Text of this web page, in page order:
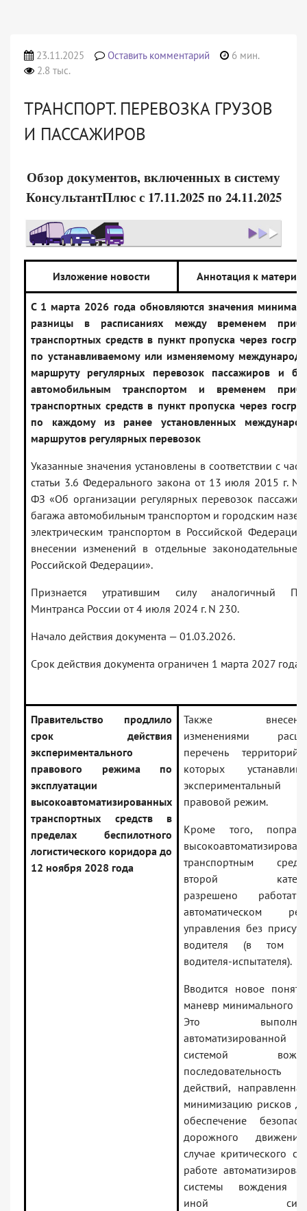
23.11.2025 Оставить комментарий
6 мин.
2.8 тыс.
ТРАНСПОРТ. ПЕРЕВОЗКА ГРУЗОВ
И ПАССАЖИРОВ
Обзор документов, включенных в систему
КонсультантПлюс с 17.11.2025 по 24.11.2025
Изложение новости Аннотация к
С 1 марта 2026 года обновляются значения
разницы в расписаниях между временем
транспортных средств в пункт пропуска через
по устанавливаемому или изменяемому
маршруту регулярных перевозок пассажиров и
автомобильным транспортом и временем
транспортных средств в пункт пропуска через
по каждому из ранее установленных
маршрутов регулярных перевозок
Указанные значения установлены в соответствии с
статьи 3.6 Федерального закона от 13 июля 2015 г. N
ФЗ «Об организации регулярных перевозок
багажа автомобильным транспортом и городским
электрическим транспортом в Российской
внесении изменений в отдельные законодательные
Российской Федерации».
Признается утратившим силу аналогичный
Минтранса России от 4 июля 2024 г. N 230.
Начало действия документа — 01.03.2026.
Срок действия документа ограничен 1 марта 2027 года.
Правительство продлило
срок действия
экспериментального
правового режима по
эксплуатации
высокоавтоматизированных
транспортных средств в
пределах беспилотного
логистического коридора до
12 ноября 2028 года
Также
изменениями
перечень
которых
экспериментальный
правовой режим.
Кроме того,
транспортным
второй
разрешено
автоматическом
управления без
водителя (в том
водителя-испытателя).
Вводится новое
маневр минимального
Это
автоматизированной
системой
последовательность
действий,
минимизацию рисков
обеспечение
дорожного
случае критического
работе
системы вождения
иной